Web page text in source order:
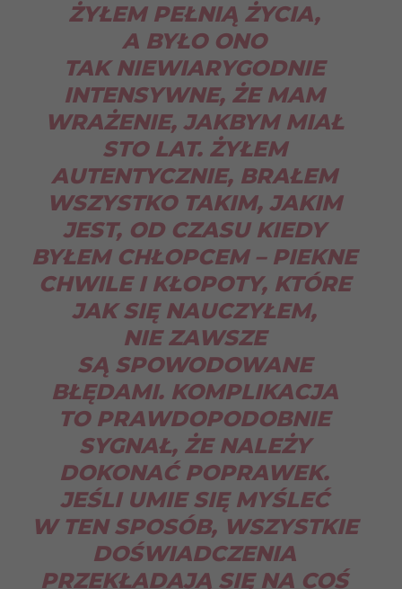
ŻYŁEM PEŁNIĄ ŻYCIA,
A BYŁO ONO
TAK NIEWIARYGODNIE
INTENSYWNE, ŻE MAM
WRAŻENIE, JAKBYM MIAŁ
STO LAT. ŻYŁEM
AUTENTYCZNIE, BRAŁEM
WSZYSTKO TAKIM, JAKIM
JEST, OD CZASU KIEDY
BYŁEM CHŁOPCEM – PIEKNE
CHWILE I KŁOPOTY, KTÓRE
JAK SIĘ NAUCZYŁEM,
NIE ZAWSZE
SĄ SPOWODOWANE
BŁĘDAMI. KOMPLIKACJA
TO PRAWDOPODOBNIE
SYGNAŁ, ŻE NALEŻY
DOKONAĆ POPRAWEK.
JEŚLI UMIE SIĘ MYŚLEĆ
W TEN SPOSÓB, WSZYSTKIE
DOŚWIADCZENIA
PRZEKŁADAJĄ SIĘ NA COŚ